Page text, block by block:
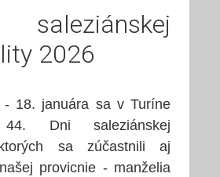
2026
18. januára sa v Turíne
44. Dni saleziánskej
sa zúčastnili aj
provicnie - manželia